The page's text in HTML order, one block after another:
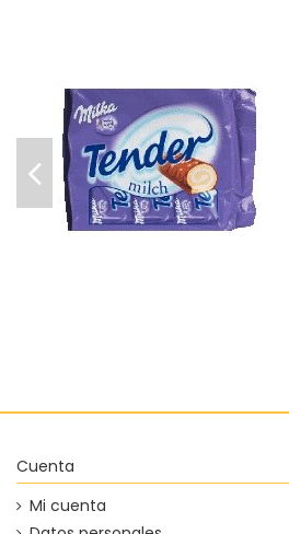
1,72 €
Añadir al carrito
Cuenta
Mi cuenta